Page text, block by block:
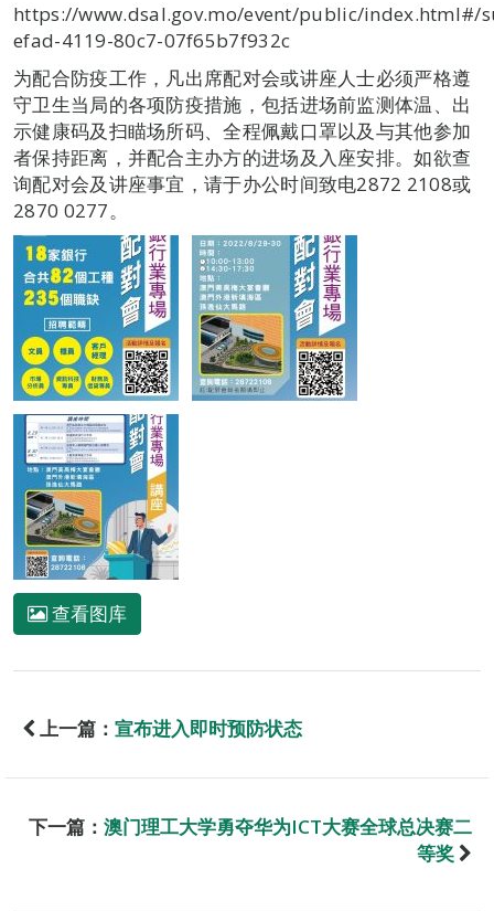
https://www.dsal.gov.mo/event/public/index.html#/
efad-4119-80c7-07f65b7f932c
为配合防疫工作，凡出席配对会或讲座人士必须严格遵
守卫生当局的各项防疫措施，包括进场前监测体温、出
示健康码及扫瞄场所码、全程佩戴口罩以及与其他参加
者保持距离，并配合主办方的进场及入座安排。如欲查
询配对会及讲座事宜，请于办公时间致电2872 2108或
2870 0277。
查看图库
上一篇： 宣布进入即时预防状态
下一篇： 澳门理工大学勇夺华为ICT大赛全球总决赛二
等奖